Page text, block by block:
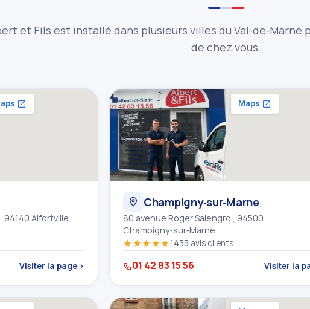
et Fils est installé dans plusieurs villes du
de chez vous.
94140 Alfortville
Visiter la page ›
Champigny‑sur‑Marne
80 avenue Roger Salengro , 94500
Champigny‑sur‑Marne
★★★★★1435 avis clients
01 42 83 15 56 Visiter la